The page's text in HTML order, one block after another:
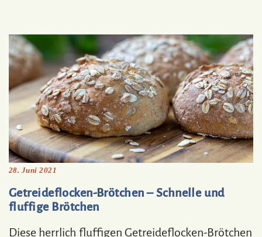
28. Juni 2021
Getreideflocken-Brötchen – Schnelle und
fluffige Brötchen
Diese herrlich fluffigen Getreideflocken-Brötchen